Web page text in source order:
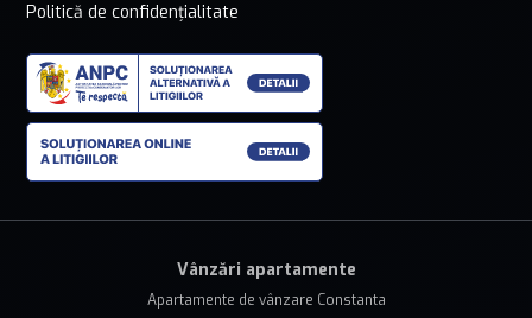
Politică de confidențialitate
Vânzări apartamente
Apartamente de vânzare Constanta